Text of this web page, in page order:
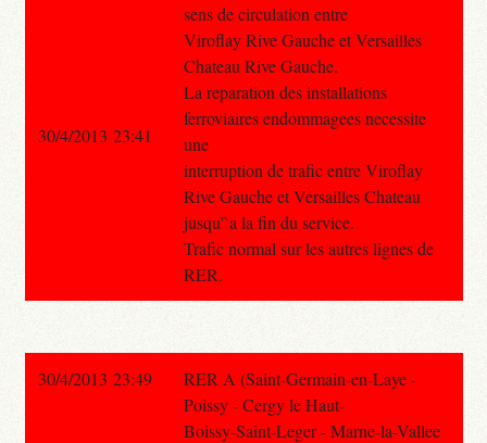
sens de circulation entre
Viroflay Rive Gauche et Versailles
Chateau Rive Gauche.
La reparation des installations
ferroviaires endommagees necessite
une
interruption de trafic entre Viroflay
Rive Gauche et Versailles Chateau
jusqu'`a la fin du service.
Trafic normal sur les autres lignes de
RER.
30/4/2013 23:41
30/4/2013 23:49
RER A (Saint-Germain-en-Laye -
Poissy - Cergy le Haut-
Boissy-Saint-Leger - Marne-la-Vallee